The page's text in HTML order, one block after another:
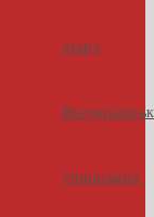
етапу
учнівських